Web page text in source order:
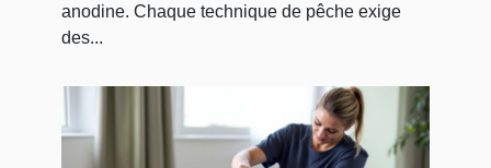
anodine. Chaque technique de pêche exige
des...